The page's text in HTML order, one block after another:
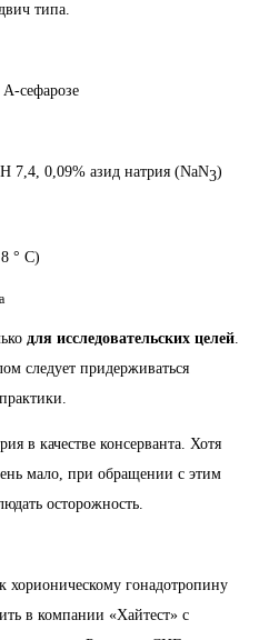
типа.
сефарозе
7,4, 0,09% азид натрия (NaN3)
° C)
для исследовательских целей
следует придерживаться
в качестве консерванта. Хотя
мало, при обращении с этим
осторожность.
хорионическому гонадотропину
в компании «Хайтест» с